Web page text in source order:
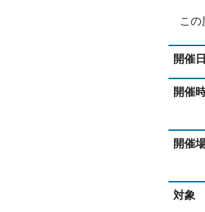
この
開催日
開催
開催
対象